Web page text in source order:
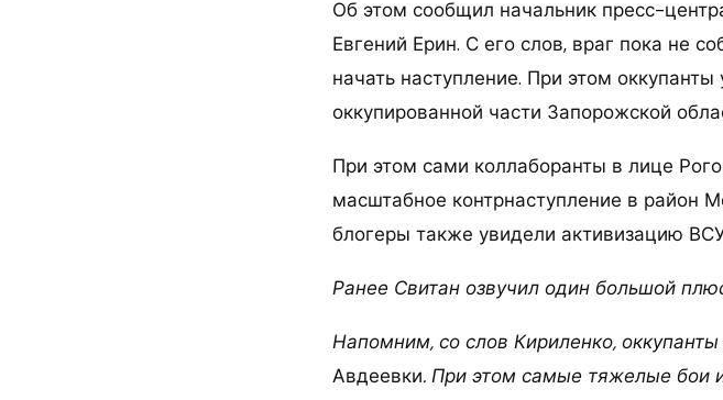
Об этом сообщил начальник пресс-
Евгений Ерин. С его слов, враг пока не
начать наступление. При этом
оккупированной части Запорожской
При этом сами коллаборанты в лице
масштабное контрнаступление в район
блогеры также увидели активизацию
Ранее Свитан озвучил один большой
Напомним, со слов Кириленко,
Авдеевки. При этом самые тяжелые бои